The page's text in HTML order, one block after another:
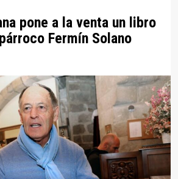
pone a la venta un libro
Fermín Solano